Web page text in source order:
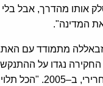
אותו מהדרך, אבל
המדינה".
מתמודד עם
נגדו על
לשעבר, רפיק אל־חרירי,